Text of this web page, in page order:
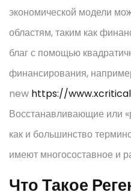
экономической модели
областям, таким как
благ с помощью
финансирования,
new https://
Восстанавливающие или
как и большинство
имеют многосоставное и
Что Такое